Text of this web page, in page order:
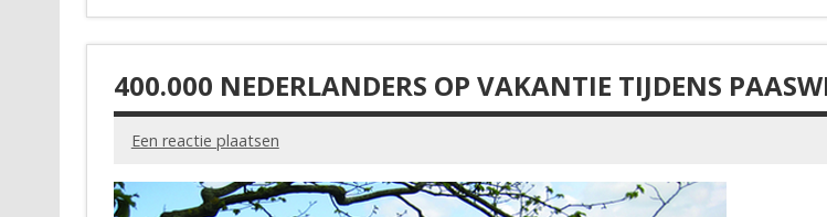
400.000 NEDERLANDERS OP VAKANTIE TIJDENS
Een reactie plaatsen